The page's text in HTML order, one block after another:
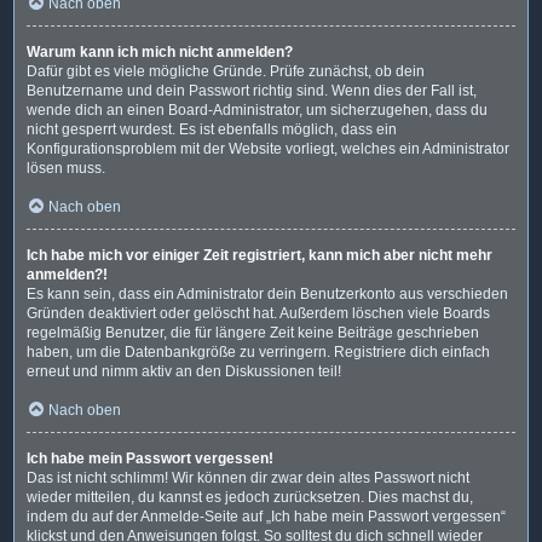
Nach oben
Warum kann ich mich nicht anmelden?
Dafür gibt es viele mögliche Gründe. Prüfe zunächst, ob dein
Benutzername und dein Passwort richtig sind. Wenn dies der Fall ist,
wende dich an einen Board-Administrator, um sicherzugehen, dass du
nicht gesperrt wurdest. Es ist ebenfalls möglich, dass ein
Konfigurationsproblem mit der Website vorliegt, welches ein Administrator
lösen muss.
Nach oben
Ich habe mich vor einiger Zeit registriert, kann mich aber nicht mehr
anmelden?!
Es kann sein, dass ein Administrator dein Benutzerkonto aus verschieden
Gründen deaktiviert oder gelöscht hat. Außerdem löschen viele Boards
regelmäßig Benutzer, die für längere Zeit keine Beiträge geschrieben
haben, um die Datenbankgröße zu verringern. Registriere dich einfach
erneut und nimm aktiv an den Diskussionen teil!
Nach oben
Ich habe mein Passwort vergessen!
Das ist nicht schlimm! Wir können dir zwar dein altes Passwort nicht
wieder mitteilen, du kannst es jedoch zurücksetzen. Dies machst du,
indem du auf der Anmelde-Seite auf „Ich habe mein Passwort vergessen“
klickst und den Anweisungen folgst. So solltest du dich schnell wieder